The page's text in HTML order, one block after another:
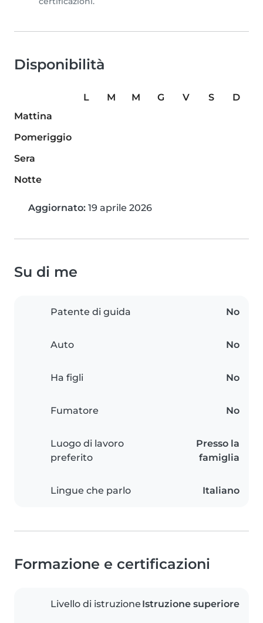
Disponibilità
L M M G V S
D
Mattina
Pomeriggio
Sera
Notte
Aggiornato: 19 aprile 2026
Su di me
Patente di guida No
Auto No
Ha figli No
Fumatore No
Luogo di lavoro
preferito
Presso la
famiglia
Lingue che parlo Italiano
Formazione e certificazioni
Livello di istruzione Istruzione superiore